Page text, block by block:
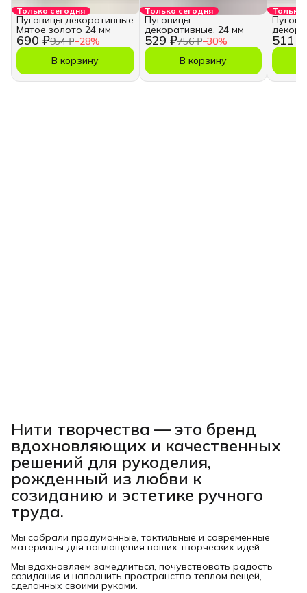
Только сегодня
690 ₽954 ₽−28%
Пуговицы декоративные
Мятое золото 24 мм
В корзину
Только сегодня
529 ₽756 ₽−30%
Пуговицы
декоративные, 24 мм
В корзину
Только
511 ₽
Нити творчества — это бренд
вдохновляющих и качественных
решений для рукоделия,
рожденный из любви к
созиданию и эстетике ручного
труда.
Мы собрали продуманные, тактильные и современные
материалы для воплощения ваших творческих идей.
Мы вдохновляем замедлиться, почувствовать радость
созидания и наполнить пространство теплом вещей,
сделанных своими руками.